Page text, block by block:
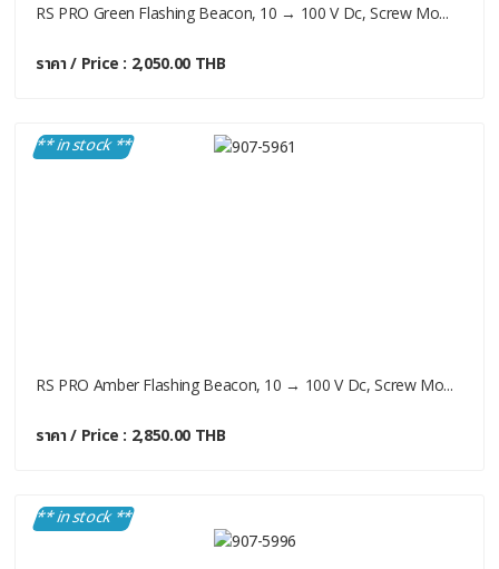
RS PRO Green Flashing Beacon, 10 → 100 V Dc, Screw Mo...
ราคา / Price : 2,050.00 THB
** in stock **
RS PRO Amber Flashing Beacon, 10 → 100 V Dc, Screw Mo...
ราคา / Price : 2,850.00 THB
** in stock **